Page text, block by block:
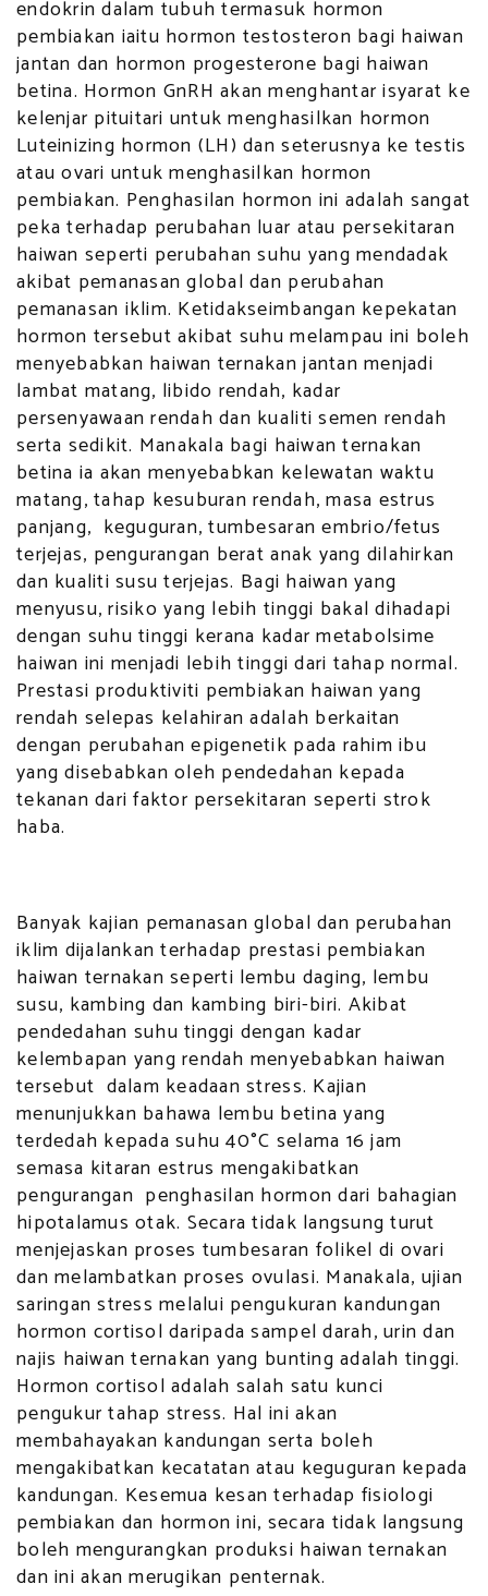
endokrin dalam tubuh termasuk hormon
pembiakan iaitu hormon testosteron bagi haiwan
jantan dan hormon progesterone bagi haiwan
betina. Hormon GnRH akan menghantar isyarat ke
kelenjar pituitari untuk menghasilkan hormon
Luteinizing hormon (LH) dan seterusnya ke testis
atau ovari untuk menghasilkan hormon
pembiakan. Penghasilan hormon ini adalah sangat
peka terhadap perubahan luar atau persekitaran
haiwan seperti perubahan suhu yang mendadak
akibat pemanasan global dan perubahan
pemanasan iklim. Ketidakseimbangan kepekatan
hormon tersebut akibat suhu melampau ini boleh
menyebabkan haiwan ternakan jantan menjadi
lambat matang, libido rendah, kadar
persenyawaan rendah dan kualiti semen rendah
serta sedikit. Manakala bagi haiwan ternakan
betina ia akan menyebabkan kelewatan waktu
matang, tahap kesuburan rendah, masa estrus
panjang, keguguran, tumbesaran embrio/fetus
terjejas, pengurangan berat anak yang dilahirkan
dan kualiti susu terjejas. Bagi haiwan yang
menyusu, risiko yang lebih tinggi bakal dihadapi
dengan suhu tinggi kerana kadar metabolsime
haiwan ini menjadi lebih tinggi dari tahap normal.
Prestasi produktiviti pembiakan haiwan yang
rendah selepas kelahiran adalah berkaitan
dengan perubahan epigenetik pada rahim ibu
yang disebabkan oleh pendedahan kepada
tekanan dari faktor persekitaran seperti strok
haba.
Banyak kajian pemanasan global dan perubahan
iklim dijalankan terhadap prestasi pembiakan
haiwan ternakan seperti lembu daging, lembu
susu, kambing dan kambing biri-biri. Akibat
pendedahan suhu tinggi dengan kadar
kelembapan yang rendah menyebabkan haiwan
tersebut dalam keadaan stress. Kajian
menunjukkan bahawa lembu betina yang
terdedah kepada suhu 40°C selama 16 jam
semasa kitaran estrus mengakibatkan
pengurangan penghasilan hormon dari bahagian
hipotalamus otak. Secara tidak langsung turut
menjejaskan proses tumbesaran folikel di ovari
dan melambatkan proses ovulasi. Manakala, ujian
saringan stress melalui pengukuran kandungan
hormon cortisol daripada sampel darah, urin dan
najis haiwan ternakan yang bunting adalah tinggi.
Hormon cortisol adalah salah satu kunci
pengukur tahap stress. Hal ini akan
membahayakan kandungan serta boleh
mengakibatkan kecatatan atau keguguran kepada
kandungan. Kesemua kesan terhadap fisiologi
pembiakan dan hormon ini, secara tidak langsung
boleh mengurangkan produksi haiwan ternakan
dan ini akan merugikan penternak.